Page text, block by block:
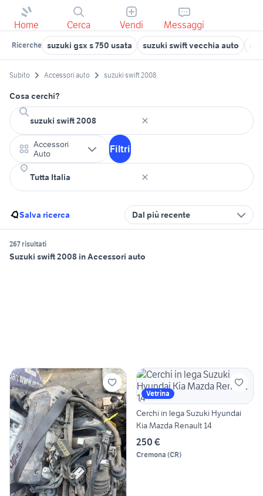
Home Cerca Vendi Messaggi
Ricerche suzuki gsx s 750 usata suzuki swift vecchia auto
Subito Accessori auto suzuki swift 2008
Cosa cerchi?
Accessori
Auto
Filtri
Salva ricerca Dal più recente
267 risultati
Suzuki swift 2008 in Accessori auto
Vetrina
Cerchi in lega Suzuki Hyundai
Kia Mazda Renault 14
250 €
Cremona (CR)